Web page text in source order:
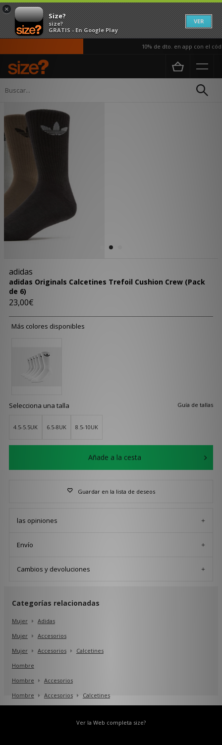
×
Size?
size?
GRATIS - En Google Play
VER
10% de dto. en app con el
Página principal
adidas
adidas Originals Calcetines Trefoil Cushion Crew (Pack
de 6)
23,00€
Más colores disponibles
Guía de tallas
Selecciona una talla
4.5-5.5UK 6.5-8UK 8.5-10UK
Añade a la cesta
Guardar en la lista de deseos
las opiniones
Envío
Cambios y devoluciones
Categorías relacionadas
Mujer
Adidas
Mujer
Accesorios
Mujer
Accesorios
Calcetines
Hombre
Hombre
Accesorios
Hombre
Accesorios Calcetines
Ver la Web completa size?